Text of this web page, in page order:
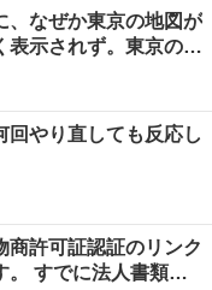
らないので… カテゴ
も表示されて邪魔で
、なぜか東京の地図が
表示されず。東京の方
回やり直しても反応し
商許可証認証のリンク
。 すでに法人書類認